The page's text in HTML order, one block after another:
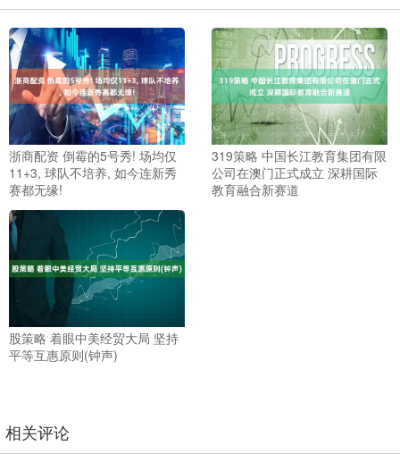
浙商配资 倒霉的5号秀! 场均仅
11+3, 球队不培养, 如今连新秀
赛都无缘!
319策略 中国长江教育集团有限
公司在澳门正式成立 深耕国际
教育融合新赛道
股策略 着眼中美经贸大局 坚持
平等互惠原则(钟声)
相关评论